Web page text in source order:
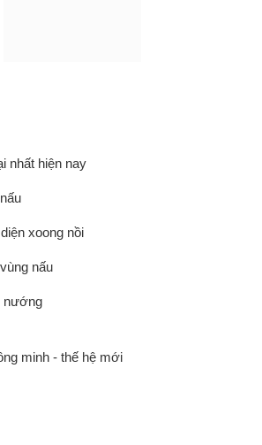
nhất hiện nay
xoong nồi
nấu
nướng
minh - thế hệ mới